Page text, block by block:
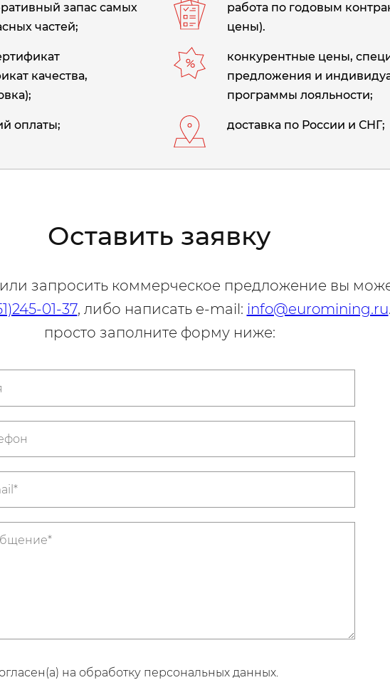
запас самых
частей;
работа по годовым
цены).
качества,
конкурентные цены,
предложения и
программы лояльности;
оплаты; доставка по России и СНГ;
Оставить заявку
запросить коммерческое предложение вы
01-37, либо написать e-mail: info@euromining.ru
просто заполните форму ниже:
на обработку персональных данных.